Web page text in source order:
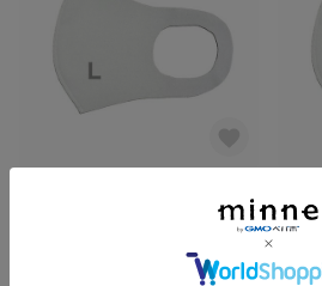
600円